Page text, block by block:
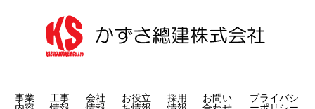
事業
工事
会社
お役立
採用
お問い
プライバシ